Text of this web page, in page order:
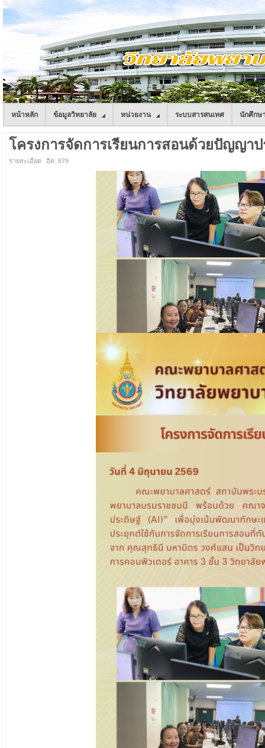
หน้าหลัก ข้อมูลวิทยาลัย หน่วยงาน ระบบสารสนเทศ นักศึกษ
โครงการจัดการเรียนการสอนด้วยปัญญาป
รายละเอียด ฮิต: 879